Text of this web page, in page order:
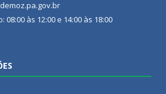
às 12:00 e 14:00 às 18:00